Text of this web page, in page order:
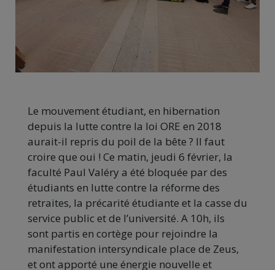
Le mouvement étudiant, en hibernation
depuis la lutte contre la loi ORE en 2018
aurait-il repris du poil de la bête ? Il faut
croire que oui ! Ce matin, jeudi 6 février, la
faculté Paul Valéry a été bloquée par des
étudiants en lutte contre la réforme des
retraites, la précarité étudiante et la casse du
service public et de l’université. A 10h, ils
sont partis en cortège pour rejoindre la
manifestation intersyndicale place de Zeus,
et ont apporté une énergie nouvelle et